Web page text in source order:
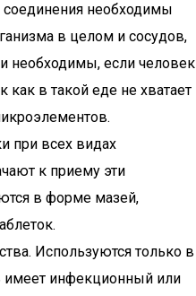
необходимы
в целом и сосудов,
необходимы, если человек
как в такой еде не хватает
при всех видах
к приему эти
в форме мазей,
Используются только в
имеет инфекционный или